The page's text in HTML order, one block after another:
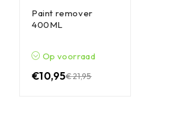
Paint remover
400ML
Op voorraad
€21,95
€10,95